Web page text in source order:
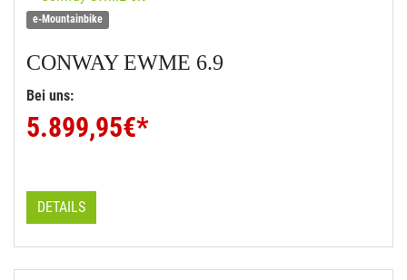
e-Mountainbike
CONWAYEWME 6.9
Bei uns:
5.899,95€*
DETAILS